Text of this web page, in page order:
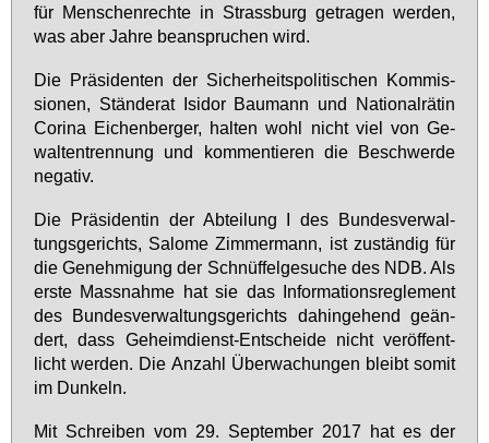
für Men­schen­rech­te in Strass­burg ge­tra­gen wer­den,
was aber Jah­re be­an­spru­chen wird.
Die Prä­si­den­ten der Si­cher­heits­po­li­ti­schen Kom­mis­
sio­nen, Stän­de­rat Isi­dor Bau­mann und Na­tio­nal­rä­tin
Co­ri­na Ei­chen­ber­ger, hal­ten wohl nicht viel von Ge­
wal­ten­tren­nung und kom­men­tie­ren die Be­schwer­de
ne­ga­tiv.
Die Prä­si­den­tin der Ab­tei­lung I des Bun­des­ver­wal­
tungs­ge­richts, Sa­lo­me Zim­mer­mann, ist zu­stän­dig für
die Ge­neh­mi­gung der Schnüf­fel­ge­su­che des NDB. Als
ers­te Mass­nah­me hat sie das In­for­ma­ti­ons­re­gle­ment
des Bun­des­ver­wal­tungs­ge­richts da­hin­ge­hend ge­än­
dert, dass Ge­heim­dienst-Ent­schei­de nicht ver­öf­fent­
licht wer­den. Die An­zahl Über­wa­chun­gen bleibt so­mit
im Dun­keln.
Mit Schrei­ben vom 29. Sep­tem­ber 2017 hat es der